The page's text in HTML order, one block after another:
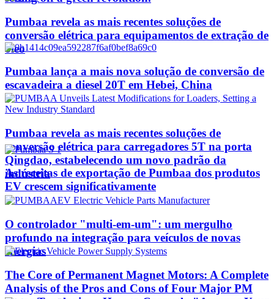
Pumbaa revela as mais recentes soluções de
conversão elétrica para equipamentos de extração de
óleo
Pumbaa lança a mais nova solução de conversão de
escavadeira a diesel 20T em Hebei, China
Pumbaa revela as mais recentes soluções de
conversão elétrica para carregadores 5T na porta
Qingdao, estabelecendo um novo padrão da
indústria
As receitas de exportação de Pumbaa dos produtos
EV crescem significativamente
O controlador "multi-em-um": um mergulho
profundo na integração para veículos de novas
energias
The Core of Permanent Magnet Motors: A Complete
Analysis of the Pros and Cons of Four Major PM